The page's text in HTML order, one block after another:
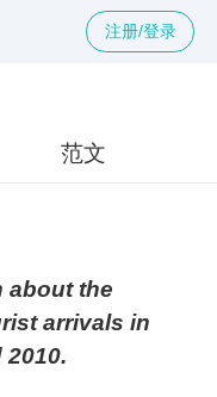
注册/登录
范文
about the
arrivals in